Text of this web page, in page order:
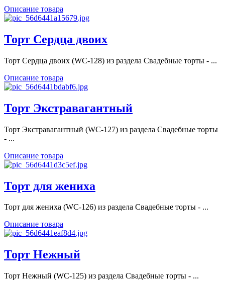
Описание товара
Торт Сердца двоих
Торт Сердца двоих (WC-128) из раздела Свадебные торты - ...
Описание товара
Торт Экстравагантный
Торт Экстравагантный (WC-127) из раздела Свадебные торты
- ...
Описание товара
Торт для жениха
Торт для жениха (WC-126) из раздела Свадебные торты - ...
Описание товара
Торт Нежный
Торт Нежный (WC-125) из раздела Свадебные торты - ...